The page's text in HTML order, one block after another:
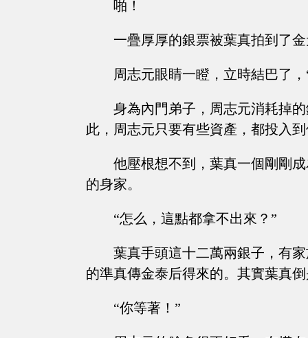
啪！
一疊厚厚的銀票被葉真拍到了
周志元眼睛一瞪，立時結巴了，
身為內門弟子，周志元消耗掉
此，周志元只要有些資產，都投入
他壓根想不到，葉真一個剛剛
的身家。
“怎么，這點都拿不出來？”
葉真手頭這十二萬兩銀子，有
的準真傳金泰后得來的。其實葉真
“你等著！”